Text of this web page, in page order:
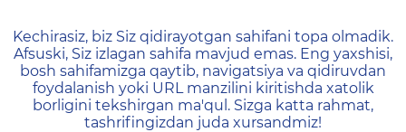
404 — Страница не
Kechirasiz, biz Siz qidirayotgan sahifani topa olmadik.
Afsuski, Siz izlagan sahifa mavjud emas. Eng yaxshisi,
bosh sahifamizga qaytib, navigatsiya va qidiruvdan
foydalanish yoki URL manzilini kiritishda xatolik
borligini tekshirgan ma'qul. Sizga katta rahmat,
tashrifingizdan juda xursandmiz!